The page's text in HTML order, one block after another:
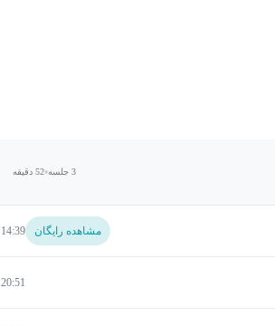
3 جلسه 52 دقیقه
مشاهده رایگان 14:39
20:51